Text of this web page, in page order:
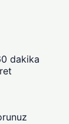
dakika